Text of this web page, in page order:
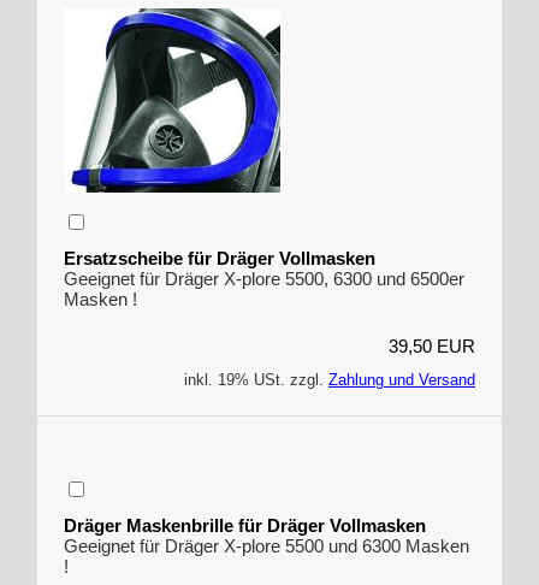
Ersatzscheibe für Dräger Vollmasken
Geeignet für Dräger X-plore 5500, 6300 und 6500er
Masken !
39,50 EUR
inkl. 19% USt. zzgl. Zahlung und Versand
Dräger Maskenbrille für Dräger Vollmasken
Geeignet für Dräger X-plore 5500 und 6300 Masken
!